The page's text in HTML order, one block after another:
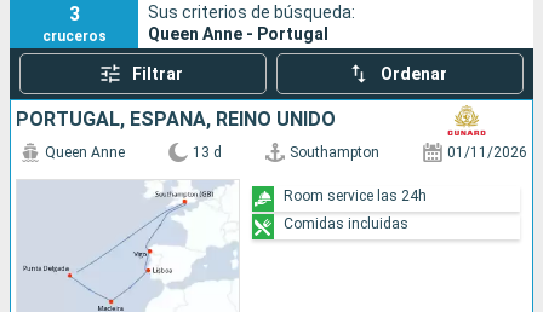
Buscar
3
cruceros
Sus criterios de búsqueda:
Queen Anne - Portugal
Filtrar Ordenar
PORTUGAL, ESPAÑA, REINO UNIDO
Queen Anne 13 d Southampton 01/11/2026
Room service las 24h
Comidas incluidas